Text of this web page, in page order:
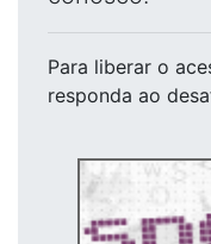
Para liberar o
responda ao